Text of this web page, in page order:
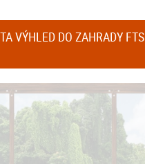
VÝHLED DO ZAHRADY